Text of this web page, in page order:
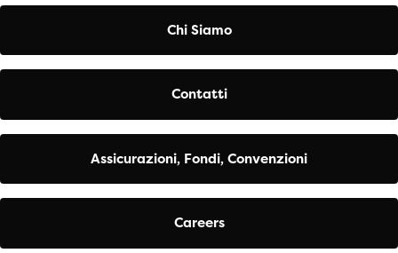
Chi Siamo
Contatti
Assicurazioni, Fondi, Convenzioni
Careers